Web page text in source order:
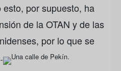
por supuesto, ha
de la OTAN y de las
por lo que se